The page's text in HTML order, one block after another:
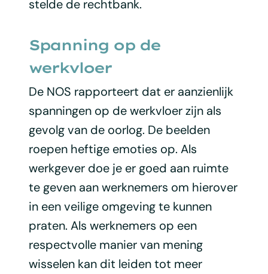
stelde de rechtbank.
Spanning op de
werkvloer
De NOS rapporteert dat er aanzienlijk
spanningen op de werkvloer zijn als
gevolg van de oorlog. De beelden
roepen heftige emoties op. Als
werkgever doe je er goed aan ruimte
te geven aan werknemers om hierover
in een veilige omgeving te kunnen
praten. Als werknemers op een
respectvolle manier van mening
wisselen kan dit leiden tot meer